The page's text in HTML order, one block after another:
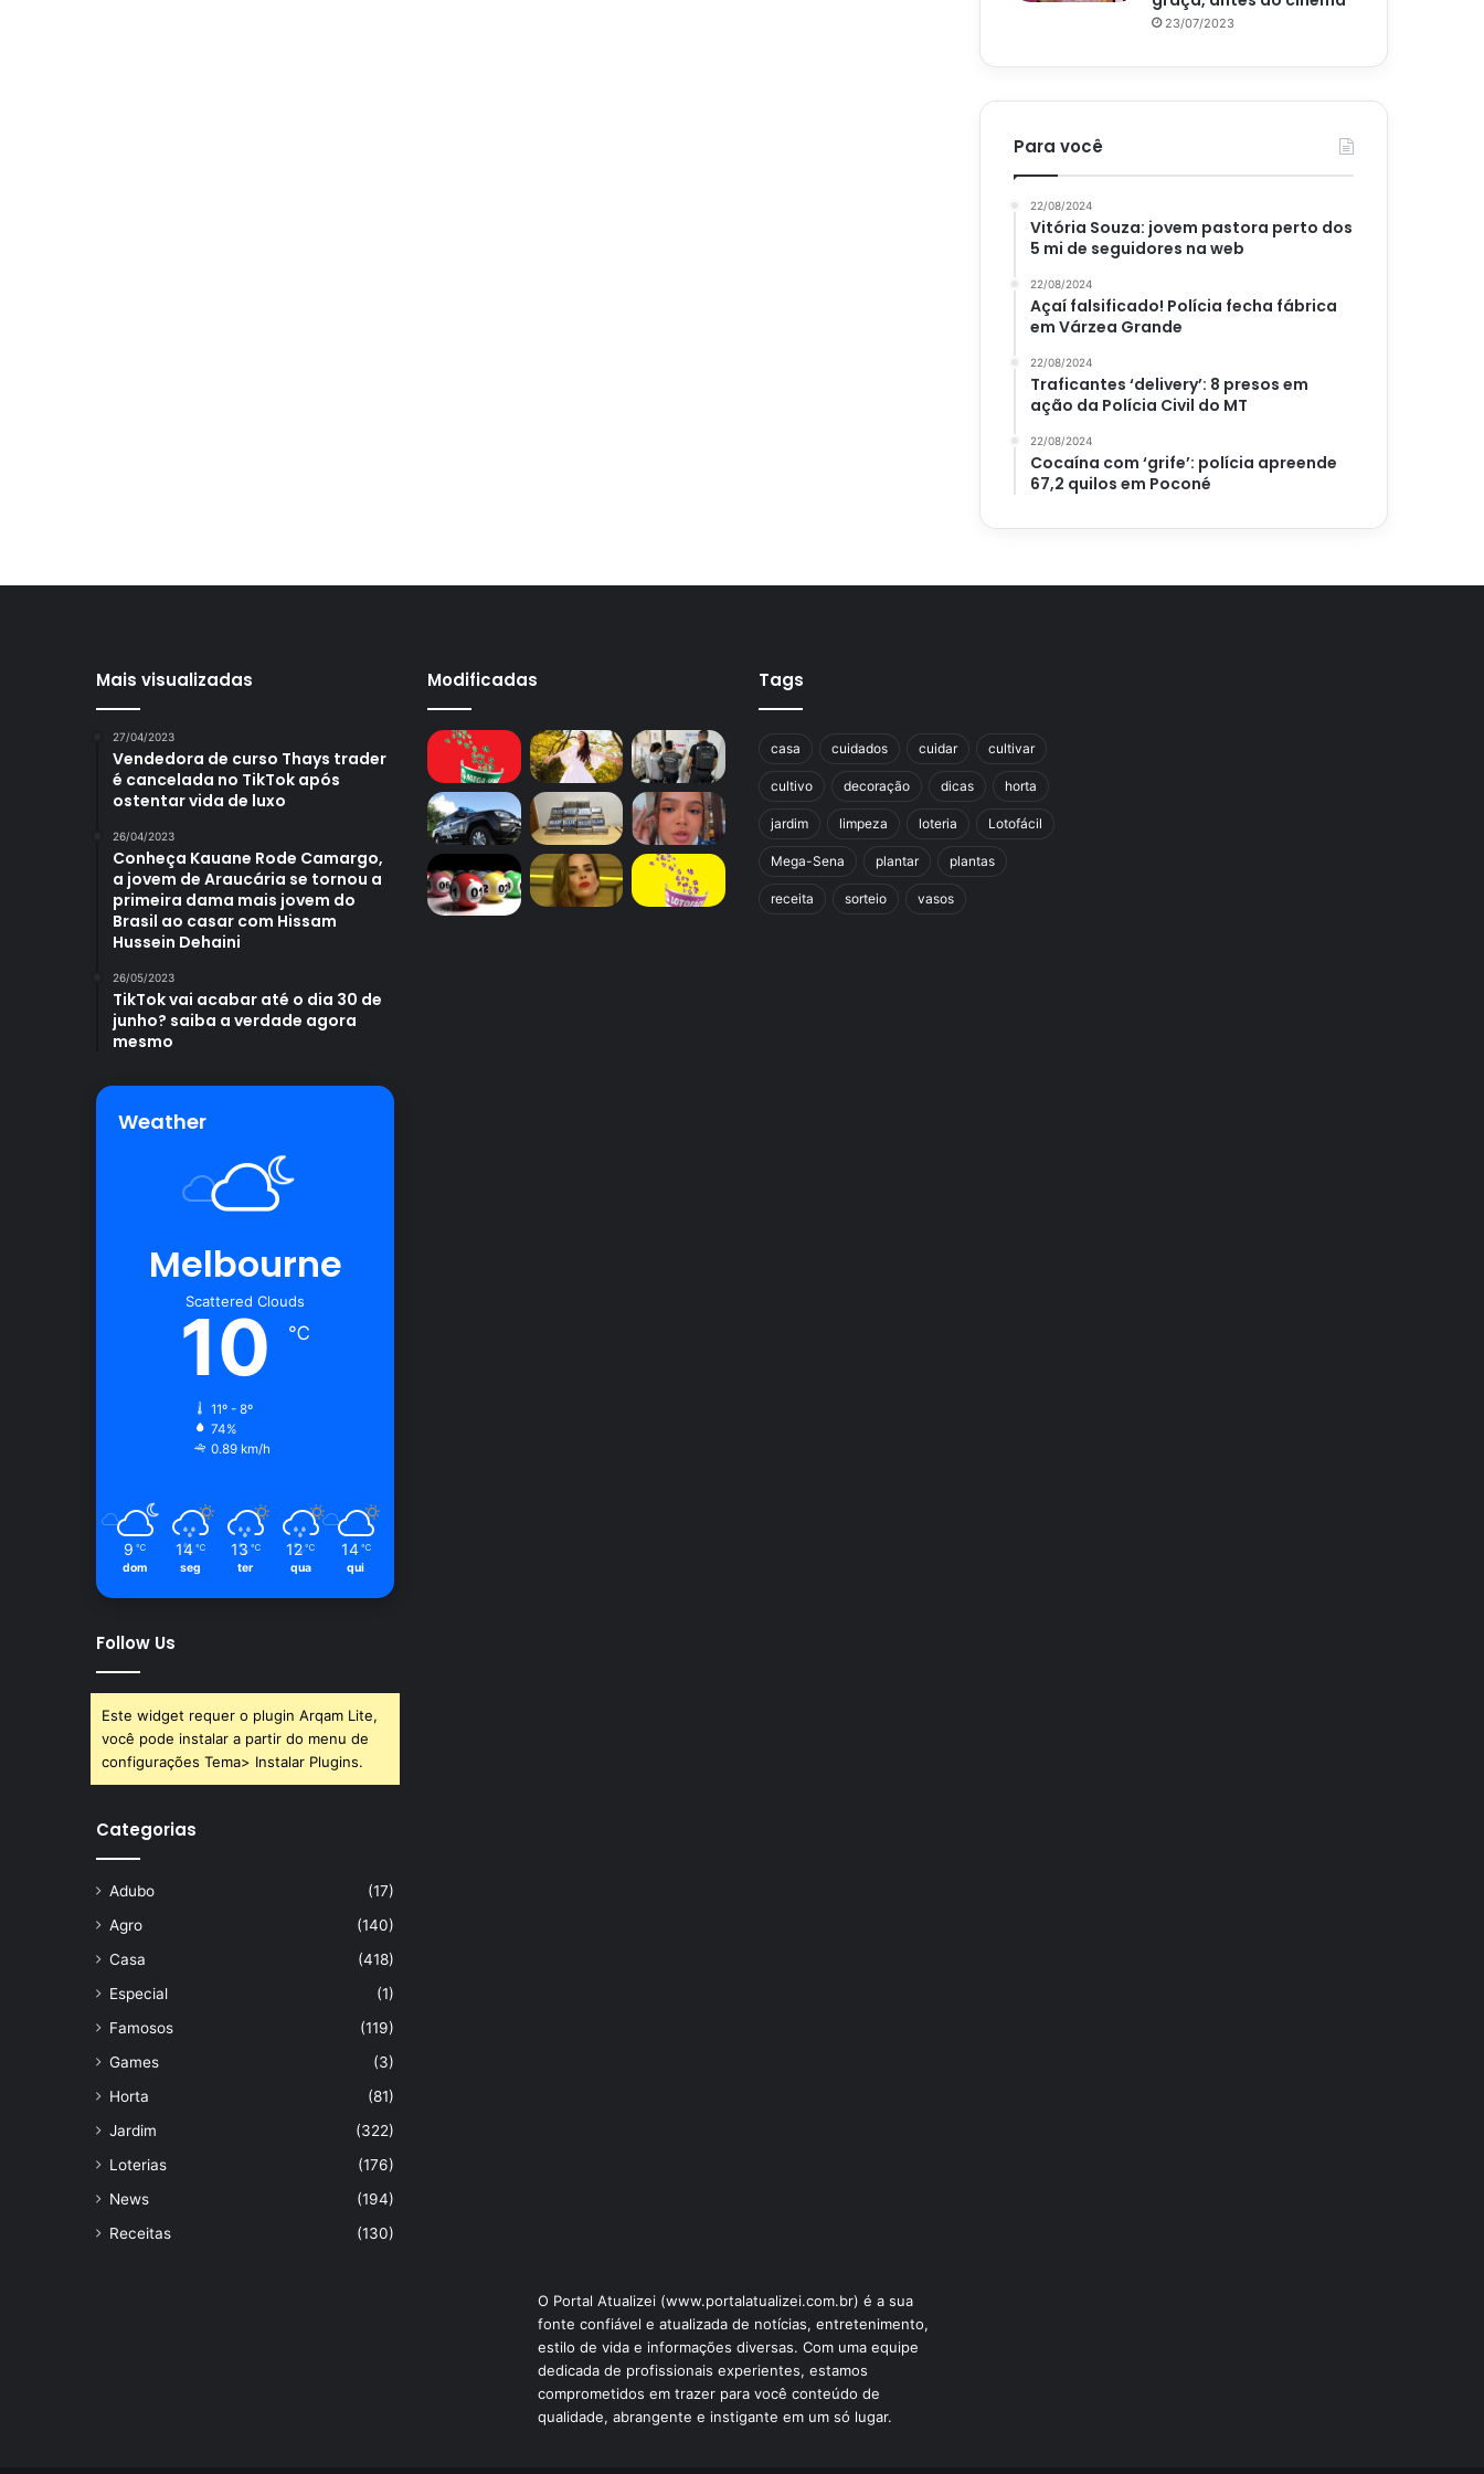
23/07/2023
Para você
22/08/2024
Vitória Souza: jovem pastora perto dos
5 mi de seguidores na web
22/08/2024
Açaí falsificado! Polícia fecha fábrica
em Várzea Grande
22/08/2024
Traficantes ‘delivery’: 8 presos em
ação da Polícia Civil do MT
22/08/2024
Cocaína com ‘grife’: polícia apreende
67,2 quilos em Poconé
Mais visualizadas
27/04/2023
Vendedora de curso Thays trader
é cancelada no TikTok após
ostentar vida de luxo
26/04/2023
Conheça Kauane Rode Camargo,
a jovem de Araucária se tornou a
primeira dama mais jovem do
Brasil ao casar com Hissam
Hussein Dehaini
26/05/2023
TikTok vai acabar até o dia 30 de
junho? saiba a verdade agora
mesmo
Weather
Melbourne
Scattered Clouds
10 ℃
11º - 8º
74%
0.89 km/h
9 ℃
dom
14 ℃
seg
13 ℃
ter
12 ℃
qua
14 ℃
qui
Follow Us
Este widget requer o plugin Arqam Lite,
você pode instalar a partir do menu de
configurações Tema> Instalar Plugins.
Categorias
Adubo
(17)
Agro
(140)
Casa
(418)
Especial
(1)
Famosos
(119)
Games
(3)
Horta
(81)
Jardim
(322)
Loterias
(176)
News
(194)
Receitas
(130)
Modificadas Tags
casa cuidados cuidar cultivar
cultivo decoração dicas horta
jardim limpeza loteria Lotofácil
Mega-Sena plantar plantas
receita sorteio vasos
O Portal Atualizei (www.portalatualizei.com.br) é a sua
fonte confiável e atualizada de notícias, entretenimento,
estilo de vida e informações diversas. Com uma equipe
dedicada de profissionais experientes, estamos
comprometidos em trazer para você conteúdo de
qualidade, abrangente e instigante em um só lugar.